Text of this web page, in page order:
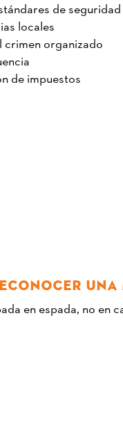
de seguridad
locales
crimen organizado
de impuestos
en espada, no en